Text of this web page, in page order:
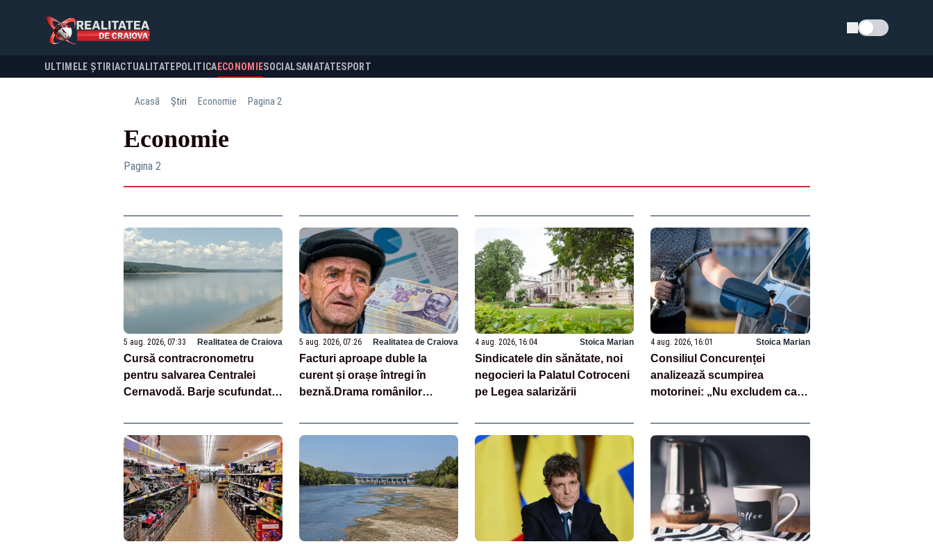
Schimba tema
ULTIMELE ȘTIRI ACTUALITATE POLITICA ECONOMIESOCIALSANATATESPORT
Acasă Știri Economie Pagina 2
Economie
Pagina 2
5 aug. 2026, 07:33 Realitatea de Craiova
Cursă contracronometru
pentru salvarea Centralei
Cernavodă. Barje scufundate
nivelului apei
5 aug. 2026, 07:26 Realitatea de Craiova
Facturi aproape duble la
curent și orașe întregi în
beznă.Drama românilor
Mărturii emoționante
4 aug. 2026, 16:04 Stoica Marian
Sindicatele din sănătate, noi
negocieri la Palatul Cotroceni
pe Legea salarizării
4 aug. 2026, 16:01 Stoica Marian
Consiliul Concurenței
analizează scumpirea
motorinei: „Nu excludem ca